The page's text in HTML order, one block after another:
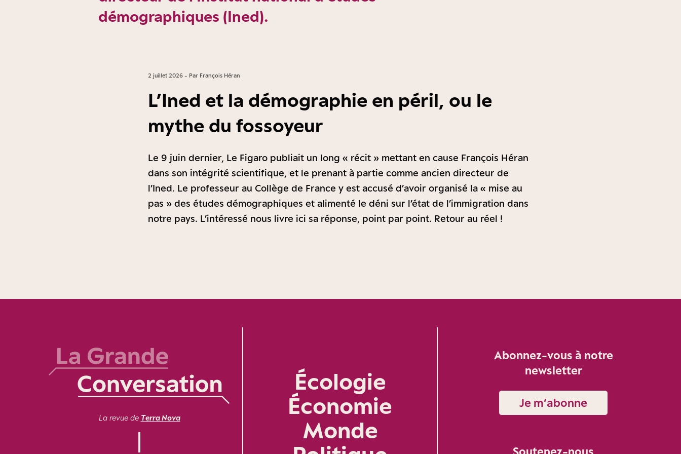
démographiques (Ined).
2 juillet 2026 - Par François Héran
L’Ined et la démographie en péril, ou le
mythe du fossoyeur
Le 9 juin dernier, Le Figaro publiait un long « récit » mettant en cause François Héran
dans son intégrité scientifique, et le prenant à partie comme ancien directeur de
l’Ined. Le professeur au Collège de France y est accusé d’avoir organisé la « mise au
pas » des études démographiques et alimenté le déni sur l’état de l’immigration dans
notre pays. L’intéressé nous livre ici sa réponse, point par point. Retour au réel !
La revue de Terra Nova
Écologie
Économie
Monde
Abonnez-vous à notre
newsletter
Je m‘abonne
Soutenez-nous